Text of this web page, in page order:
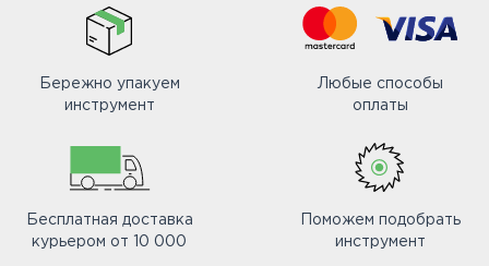
Бережно упакуем
инструмент
Любые способы
оплаты
Бесплатная доставка
курьером от 10 000
Поможем подобрать
инструмент